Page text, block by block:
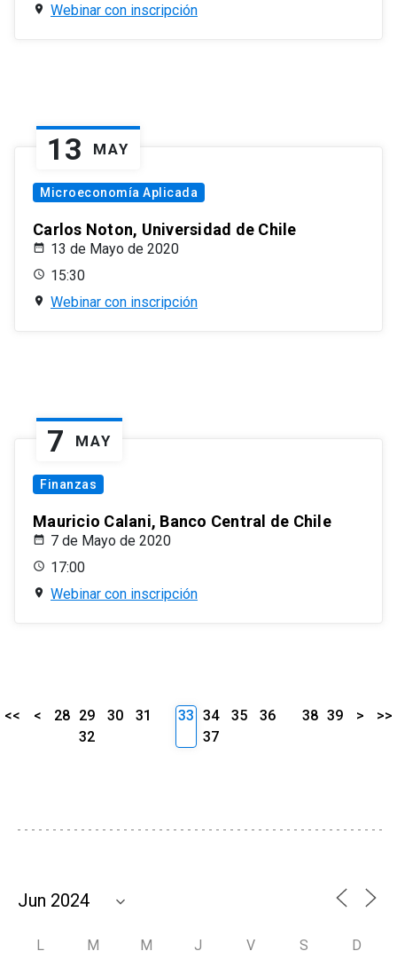
Webinar con inscripción
13 MAY
Microeconomía Aplicada
Carlos Noton, Universidad de Chile
13 de Mayo de 2020
15:30
Webinar con inscripción
7 MAY
Finanzas
Mauricio Calani, Banco Central de Chile
7 de Mayo de 2020
17:00
Webinar con inscripción
<< < 28 29 30
31
32
33 34 35
36
37
38 39 > >>
L M M J V S D